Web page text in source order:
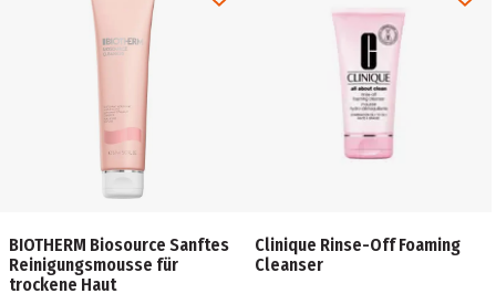
BIOTHERM Biosource Sanftes
Reinigungsmousse für
trockene Haut
Clinique Rinse-Off Foaming
Cleanser